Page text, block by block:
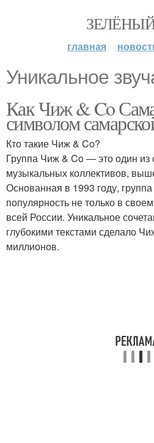
главная
Уникальное
Как Чиж & Co
символом
Кто такие Чиж & Co?
Группа Чиж & Co — это один из
музыкальных коллективов,
Основанная в 1993 году,
популярность не только в
всей России. Уникальное
глубокими текстами сделало
миллионов.